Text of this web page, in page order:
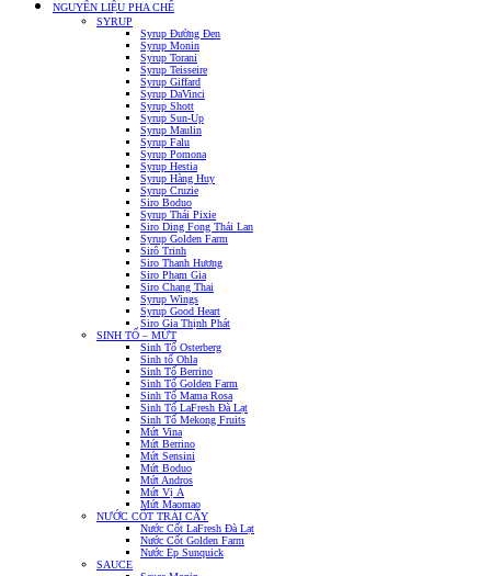
NGUYÊN LIỆU PHA CHẾ
SYRUP
Syrup Đường Đen
Syrup Monin
Syrup Torani
Syrup Teisseire
Syrup Giffard
Syrup DaVinci
Syrup Shott
Syrup Sun-Up
Syrup Maulin
Syrup Falu
Syrup Pomona
Syrup Hestia
Syrup Hàng Huy
Syrup Cruzie
Siro Boduo
Syrup Thái Pixie
Siro Ding Fong Thái Lan
Syrup Golden Farm
Sirô Trinh
Siro Thanh Hương
Siro Phạm Gia
Siro Chang Thai
Syrup Wings
Syrup Good Heart
Siro Gia Thịnh Phát
SINH TỐ – MỨT
Sinh Tố Osterberg
Sinh tố Ohla
Sinh Tố Berrino
Sinh Tố Golden Farm
Sinh Tố Mama Rosa
Sinh Tố LaFresh Đà Lạt
Sinh Tố Mekong Fruits
Mứt Vina
Mứt Berrino
Mứt Sensini
Mứt Boduo
Mứt Andros
Mứt Vị Á
Mứt Maomao
NƯỚC CỐT TRÁI CÂY
Nước Cốt LaFresh Đà Lạt
Nước Cốt Golden Farm
Nước Ép Sunquick
SAUCE